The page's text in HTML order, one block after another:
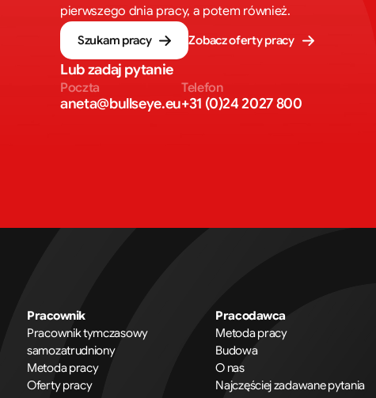
pierwszego dnia pracy, a potem również.
Szukam pracy Zobacz oferty pracy
Lub zadaj pytanie
Poczta
aneta@bullseye.eu
Telefon
+31 (0)24 2027 800
Pracownik
Pracownik tymczasowy
samozatrudniony
Metoda pracy
Oferty pracy
Pracodawca
Metoda pracy
Budowa
O nas
Najczęściej zadawane pytania